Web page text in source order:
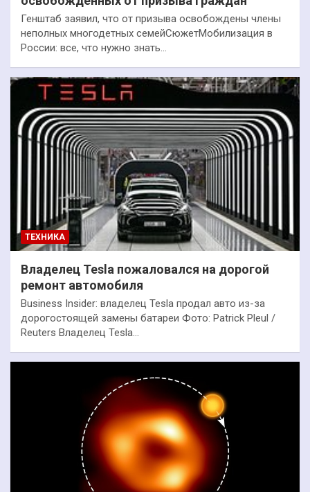
Генштаб заявил, что от призыва освобождены члены
неполных многодетных семейСюжетМобилизация в
России: все, что нужно знать…
ТЕХНИКА
Владелец Tesla пожаловался на дорогой
ремонт автомобиля
Business Insider: владелец Tesla продал авто из-за
дорогостоящей замены батареи Фото: Patrick Pleul /
Reuters Владелец Tesla…